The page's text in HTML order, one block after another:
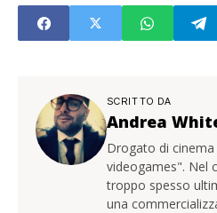
SCRITTO DA
Andrea
Drogato di
videogames". Nel
troppo spesso
una